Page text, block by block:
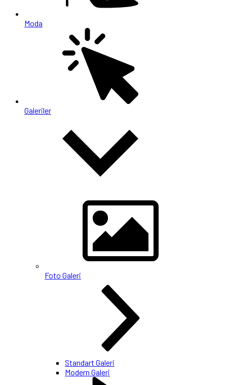
Moda
Galeriler
Foto Galeri
Standart Galeri
Modern Galeri